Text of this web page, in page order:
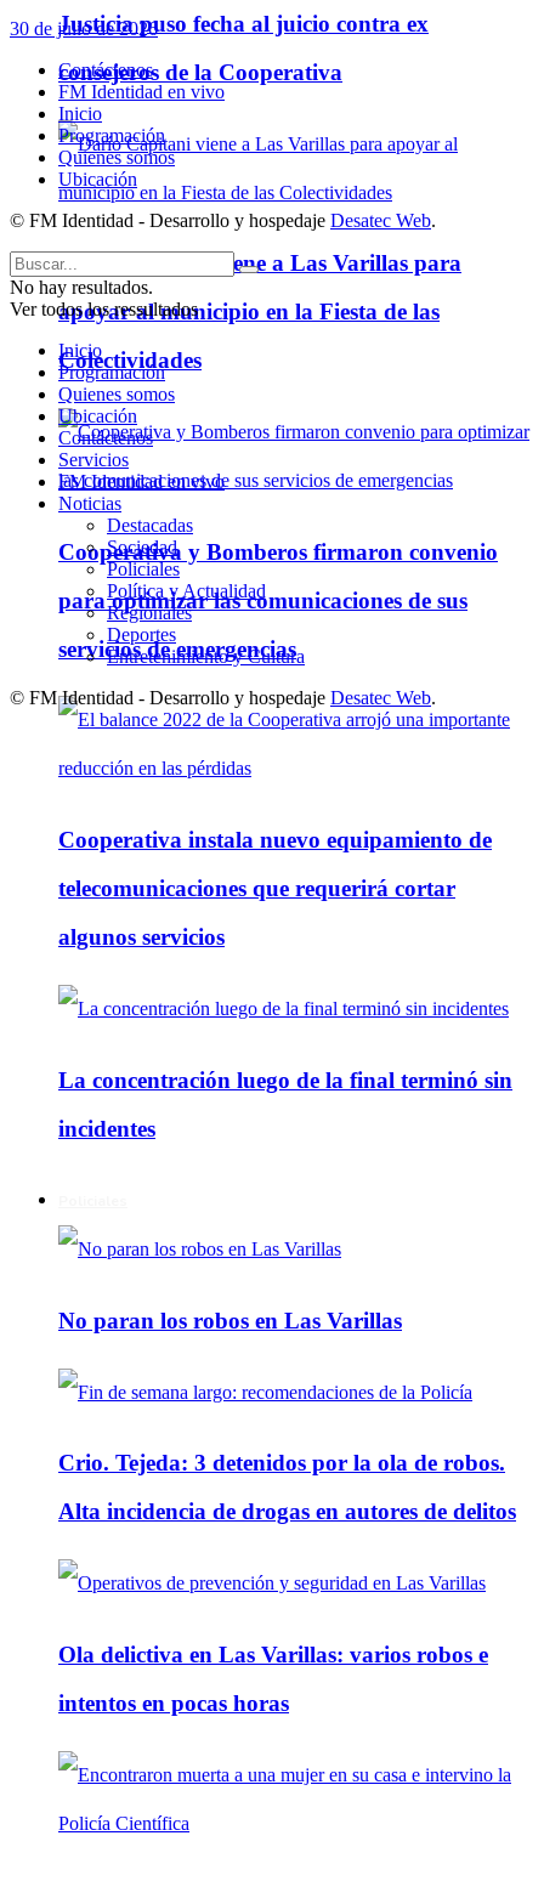
Justicia puso fecha al juicio contra ex
consejeros de la Cooperativa
Darío Capitani viene a Las Varillas para
apoyar al municipio en la Fiesta de las
Colectividades
Cooperativa y Bomberos firmaron convenio
para optimizar las comunicaciones de sus
servicios de emergencias
Cooperativa instala nuevo equipamiento de
telecomunicaciones que requerirá cortar
algunos servicios
La concentración luego de la final terminó sin
incidentes
No paran los robos en Las Varillas
Crio. Tejeda: 3 detenidos por la ola de robos.
Alta incidencia de drogas en autores de delitos
Ola delictiva en Las Varillas: varios robos e
intentos en pocas horas
30 de julio de 2026
Contáctenos
FM Identidad en vivo
Inicio
Programación
Quienes somos
Ubicación
© FM Identidad - Desarrollo y hospedaje Desatec Web.
No hay resultados.
Ver todos los ressultados
Inicio
Programación
Quienes somos
Ubicación
Contáctenos
Servicios
FM Identidad en vivo
Noticias
Destacadas
Sociedad
Policiales
Política y Actualidad
Regionales
Deportes
Entretenimiento y Cultura
© FM Identidad - Desarrollo y hospedaje Desatec Web.